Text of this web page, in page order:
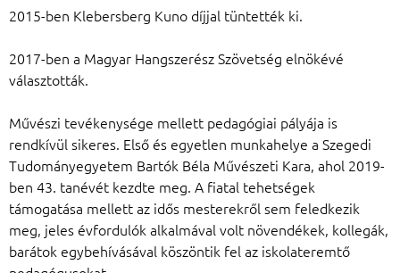
2015-ben Klebersberg Kuno díjjal tüntették ki.
2017-ben a Magyar Hangszerész Szövetség elnökévé
választották.
Művészi tevékenysége mellett pedagógiai pályája is
rendkívül sikeres. Első és egyetlen munkahelye a Szegedi
Tudományegyetem Bartók Béla Művészeti Kara, ahol 2019-
ben 43. tanévét kezdte meg. A fiatal tehetségek
támogatása mellett az idős mesterekről sem feledkezik
meg, jeles évfordulók alkalmával volt növendékek, kollegák,
barátok egybehívásával köszöntik fel az iskolateremtő